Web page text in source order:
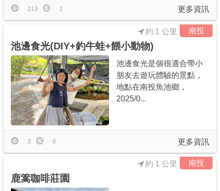
更多資訊
213 1
南投
池邊食光(DIY+釣牛蛙+餵小動物)
約 1 公里
池邊食光是個很適合帶小
朋友去遊玩體驗的景點，
地點在南投魚池鄉，
2025/0...
更多資訊
3 0
南投
鹿篙咖啡莊園
約 1 公里